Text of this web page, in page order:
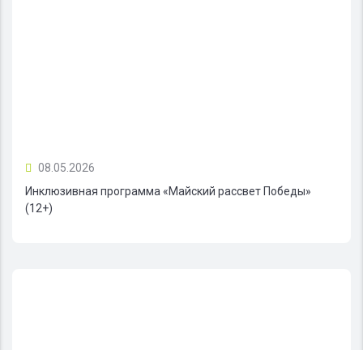
08.05.2026
Инклюзивная программа «Майский рассвет Победы»
(12+)